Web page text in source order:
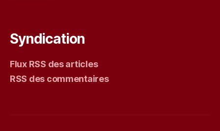
Syndication
Flux RSS des articles
RSS des commentaires